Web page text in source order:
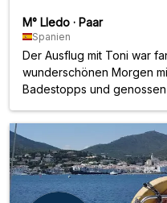
M° Lledo · Paar
Spanien
Der Ausflug mit Toni war
wunderschönen Morgen
Badestopps und
wiederholen sollten.